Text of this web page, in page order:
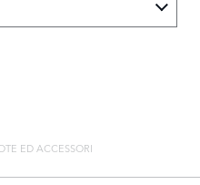
ED ACCESSORI